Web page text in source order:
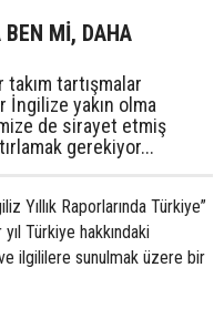
Mİ, DAHA
tartışmalar
İngilize yakın olma
de sirayet etmiş
gerekiyor...
Yıllık Raporlarında Türkiye”
Türkiye hakkındaki
ilgililere sunulmak üzere bir